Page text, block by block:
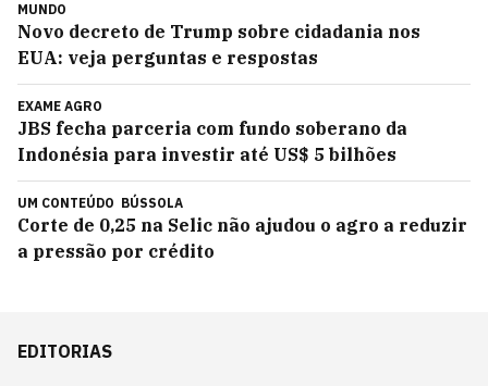
MUNDO
Novo decreto de Trump sobre cidadania nos
EUA: veja perguntas e respostas
EXAME AGRO
JBS fecha parceria com fundo soberano da
Indonésia para investir até US$ 5 bilhões
UM CONTEÚDO BÚSSOLA
Corte de 0,25 na Selic não ajudou o agro a reduzir
a pressão por crédito
EDITORIAS